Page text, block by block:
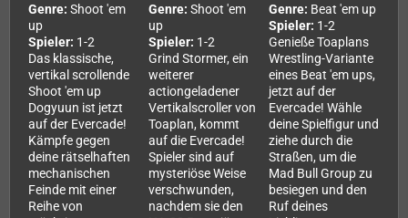
Genre: Shoot 'em
up
Spieler: 1-2
Das klassische,
vertikal scrollende
Shoot 'em up
Dogyuun ist jetzt
auf der Evercade!
Kämpfe gegen
deine rätselhaften
mechanischen
Feinde mit einer
Reihe von
Genre: Shoot 'em
up
Spieler: 1-2
Grind Stormer, ein
weiterer
actiongeladener
Vertikalscroller von
Toaplan, kommt
auf die Evercade!
Spieler sind auf
mysteriöse Weise
verschwunden,
nachdem sie den
Genre: Beat 'em up
Spieler: 1-2
Genieße Toaplans
Wrestling-Variante
eines Beat 'em ups,
jetzt auf der
Evercade! Wähle
deine Spielfigur und
ziehe durch die
Straßen, um die
Mad Bull Group zu
besiegen und den
Ruf deines